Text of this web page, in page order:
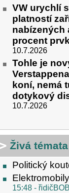
VW urychlí
platností
nabízených
procent
10.7.2026
Tohle je
koní, nemá
dotykový
10.7.2026
Živá
Politický
15:48 - řidičBOB